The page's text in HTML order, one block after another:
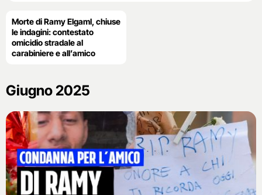
Morte di Ramy Elgaml, chiuse
le indagini: contestato
omicidio stradale al
carabiniere e all’amico
Giugno 2025